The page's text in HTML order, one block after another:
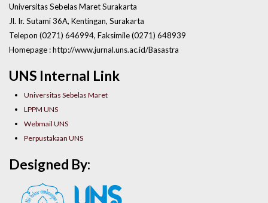
UNS Internal Link
Universitas Sebelas Maret
LPPM UNS
Webmail UNS
Perpustakaan UNS
Universitas Sebelas Maret Surakarta
Jl. Ir. Sutami 36A, Kentingan, Surakarta
Telepon (0271) 646994, Faksimile (0271) 648939
Homepage : http://www.jurnal.uns.ac.id/Basastra
Designed By: